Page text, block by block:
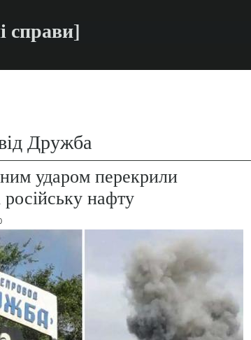
справи]
Дружба
ударом перекрили
нафту